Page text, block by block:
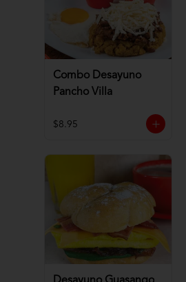
Combo Desayuno
Pancho Villa
$8.95